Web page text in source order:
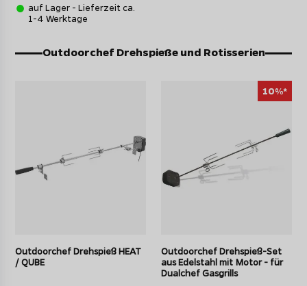
auf Lager - Lieferzeit ca.
1-4 Werktage
Outdoorchef Drehspieße und Rotisserien
Outdoorchef Drehspieß HEAT
/ QUBE
10%*
Outdoorchef Drehspieß-Set
aus Edelstahl mit Motor - für
Dualchef Gasgrills